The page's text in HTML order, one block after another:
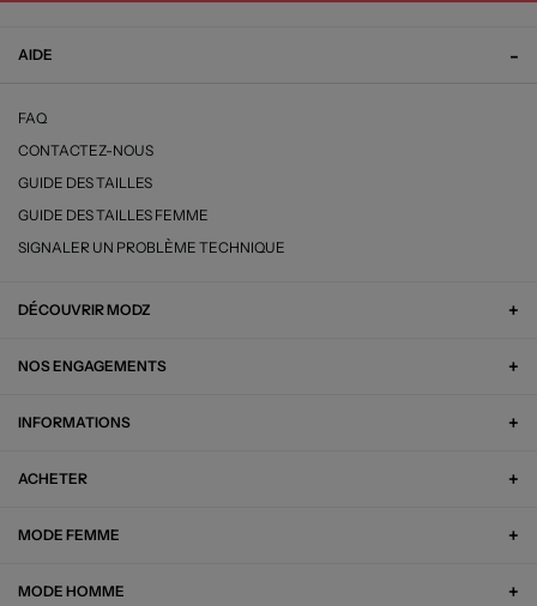
AIDE
FAQ
CONTACTEZ-NOUS
GUIDE DES TAILLES
GUIDE DES TAILLES FEMME
SIGNALER UN PROBLÈME TECHNIQUE
DÉCOUVRIR MODZ
NOS ENGAGEMENTS
INFORMATIONS
ACHETER
MODE FEMME
MODE HOMME